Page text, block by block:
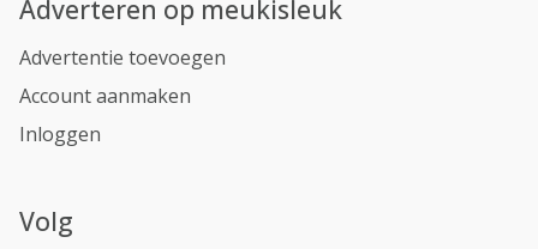
Adverteren op meukisleuk
Advertentie toevoegen
Account aanmaken
Inloggen
Volg